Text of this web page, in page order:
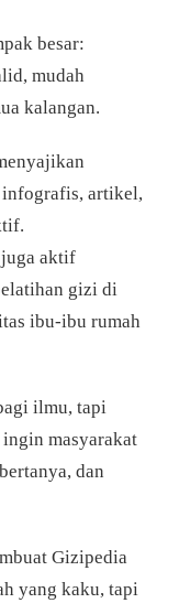
besar:
mudah
kalangan.
artikel,
juga aktif
gizi di
ibu-ibu rumah
ilmu, tapi
masyarakat
dan
Gizipedia
yang kaku, tapi